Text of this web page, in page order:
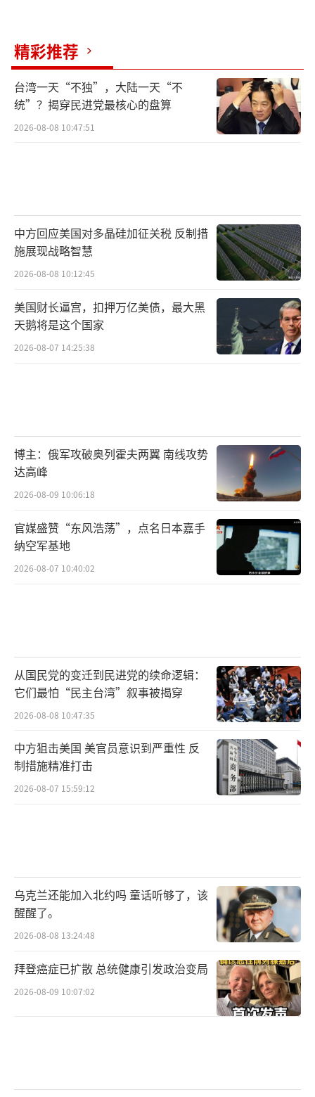
精彩推荐
台湾一天“不独”，大陆一天“不
统”？揭穿民进党最核心的盘算
2026-08-08 10:47:51
中方回应美国对多晶硅加征关税 反制措
施展现战略智慧
2026-08-08 10:12:45
美国财长逼宫，扣押万亿美债，最大黑
天鹅将是这个国家
2026-08-07 14:25:38
博主：俄军攻破奥列霍夫两翼 南线攻势
达高峰
2026-08-09 10:06:18
官媒盛赞“东风浩荡”，点名日本嘉手
纳空军基地
2026-08-07 10:40:02
从国民党的变迁到民进党的续命逻辑：
它们最怕“民主台湾”叙事被揭穿
2026-08-08 10:47:35
中方狙击美国 美官员意识到严重性 反
制措施精准打击
2026-08-07 15:59:12
乌克兰还能加入北约吗 童话听够了，该
醒醒了。
2026-08-08 13:24:48
拜登癌症已扩散 总统健康引发政治变局
2026-08-09 10:07:02